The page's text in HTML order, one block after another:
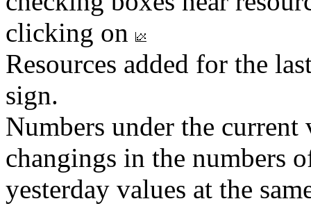
clicking on
Resources added for the
sign.
Numbers under the
changings in the numbers
yesterday values at the